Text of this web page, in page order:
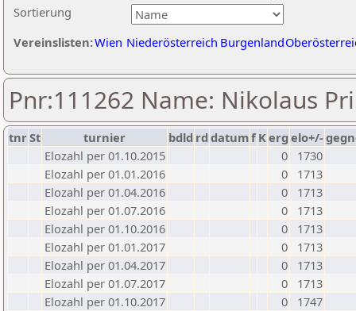
Sortierung
Vereinslisten:Wien Niederösterreich Burgenland
Pnr:111262 Name: Nikolaus
tnrSt turnier bdld rd datumf Kerg elo+/-
Elozahl per 01.10.2015
0
1730
Elozahl per 01.01.2016
0
1713
Elozahl per 01.04.2016
0
1713
Elozahl per 01.07.2016
0
1713
Elozahl per 01.10.2016
0
1713
Elozahl per 01.01.2017
0
1713
Elozahl per 01.04.2017
0
1713
Elozahl per 01.07.2017
0
1713
Elozahl per 01.10.2017
0
1747